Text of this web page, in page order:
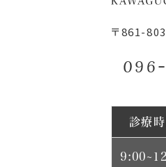
〒861-
診療